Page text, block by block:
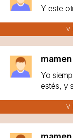
Y este
mamen
Yo
estés, y